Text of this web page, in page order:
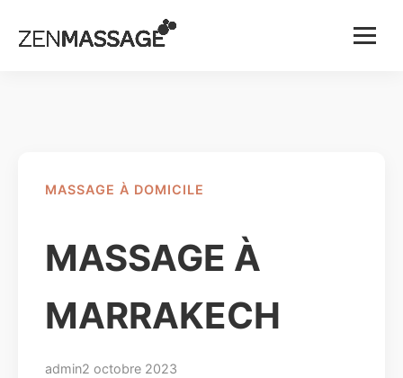
MASSAGE À DOMICILE
MASSAGE À
MARRAKECH
admin2 octobre 2023